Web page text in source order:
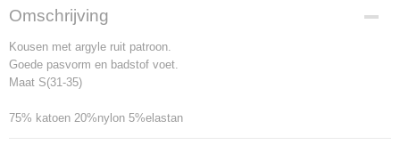
Bruto gewicht
0,40 Kg
Omschrijving
Kousen met argyle ruit patroon.
Goede pasvorm en badstof voet.
Maat S(31-35)
75% katoen 20%nylon 5%elastan